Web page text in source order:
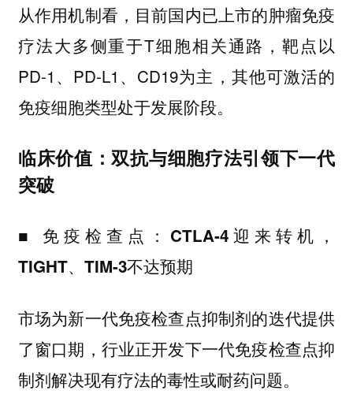
从作用机制看，目前国内已上市的肿瘤免疫
疗法大多侧重于T细胞相关通路，靶点以
PD-1、PD-L1、CD19为主，其他可激活的
免疫细胞类型处于发展阶段。
临床价值：双抗与细胞疗法引领下一代
突破
■ 免疫检查点：CTLA-4迎来转机，
TIGHT、TIM-3不达预期
市场为新一代免疫检查点抑制剂的迭代提供
了窗口期，行业正开发下一代免疫检查点抑
制剂解决现有疗法的毒性或耐药问题。